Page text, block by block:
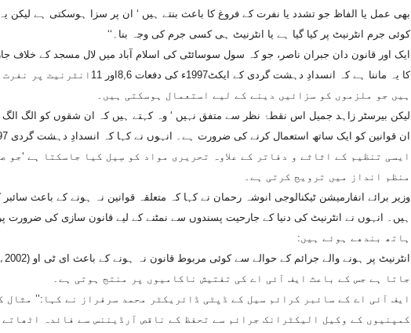
بھی عمل یا الفاظ جو تشدد یا نفرت کے فروغ کا باعث بنتے ہیں ‘ ان پر سزا ہوسکتی ہے لیکن یہ
کوئی جرم انٹرنیٹ پر کیا گیا ہے یا انٹرنیٹ ہی کسی جرم کی وجہ بنا۔‘‘
ایک اور قانون دان جبران ناصر، جو کہ سول سوسائٹی کی اسلام آباد میں لال مسجد کے خلاف
کا یہ ماننا ہے کہ انسدادِ دہشت گردی کے
ہیں جو ملزموں کو سزائیں دینے کے لیے استعمال ہوسکتی ہیں۔
لیکن بیرسٹر زاہد جمیل اس نقطۂ نظر سے متفق نہیں ‘ وہ کہتے ہیں کہ ان شقوں کو الگ الگ
ایسی تنظیم کے اثاثے و دفاتر کے علاوہ تحریری مواد کو سِیل کیا جاسکتا ہے ‘جو
منظم انداز میں ترویج کرتی ہے۔
وزیر برائے انفارمیشن ٹیکنالوجی انوشہ رحمان نے کہا کہ متعلقہ قوانین نہ ہونے کے باعث سائبر
ہیں۔ انہوں نے انٹرنیٹ کی دنیا کے جارحیت پسندوں سے نمٹنے کے لیے قانون سازی کی ضرورت پر
ہاتھ بندھے ہوئے ہیں:
جاتا ہے جس کے باعث ایف آئی اے کی تفتیش ناکامیوں پر منتج ہوتی ہے۔
ایف آئی اے کے سائبر کرائم سیل کے ڈپٹی ڈائریکٹر محمد سرفراز نے کہا:’’
کمپنیوں کے وکیل الیکٹرانک جرائم سے تحفظ کے ناقص آرڈیننس سے فائدہ